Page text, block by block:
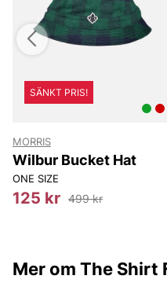
SÄNKT PRIS!
MORRIS
Wilbur Bucket Hat
ONE SIZE
125 kr 499 kr
Mer om The Shirt